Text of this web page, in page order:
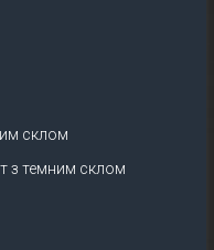
склом
з темним склом